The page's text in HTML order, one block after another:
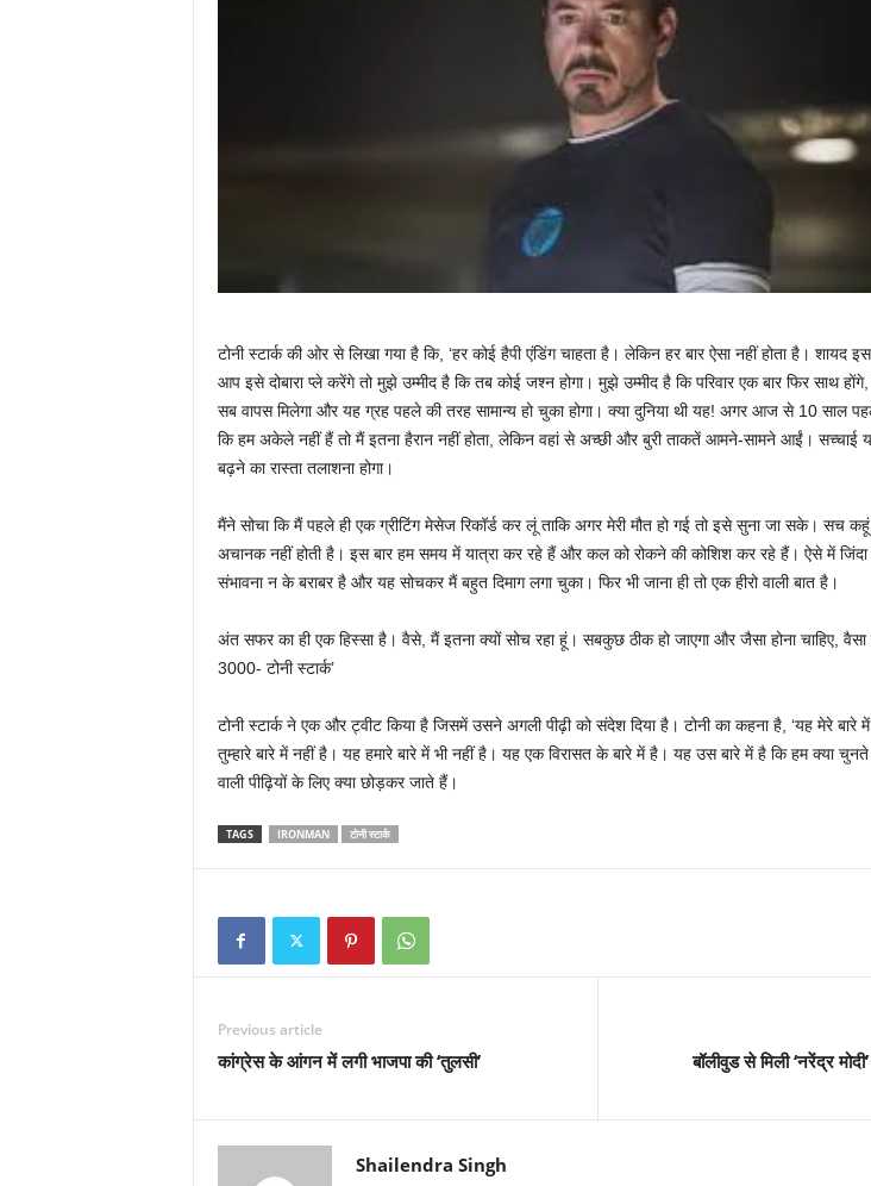
टोनी स्टार्क की ओर से लिखा गया है कि, ‘हर कोई हैपी एंडिंग चाहता है। लेकिन हर बार ऐसा नहीं होता है। शायद
आप इसे दोबारा प्ले करेंगे तो मुझे उम्मीद है कि तब कोई जश्न होगा। मुझे उम्मीद है कि परिवार एक बार फिर साथ
सब वापस मिलेगा और यह ग्रह पहले की तरह सामान्य हो चुका होगा। क्या दुनिया थी यह! अगर आज से 10 साल
कि हम अकेले नहीं हैं तो मैं इतना हैरान नहीं होता, लेकिन वहां से अच्छी और बुरी ताकतें आमने-सामने आईं। सच्चाई
बढ़ने का रास्ता तलाशना होगा।
मैंने सोचा कि मैं पहले ही एक ग्रीटिंग मेसेज रिकॉर्ड कर लूं ताकि अगर मेरी मौत हो गई तो इसे सुना जा सके। सच कहूं
अचानक नहीं होती है। इस बार हम समय में यात्रा कर रहे हैं और कल को रोकने की कोशिश कर रहे हैं। ऐसे में जिंदा
संभावना न के बराबर है और यह सोचकर मैं बहुत दिमाग लगा चुका। फिर भी जाना ही तो एक हीरो वाली बात है।
अंत सफर का ही एक हिस्सा है। वैसे, मैं इतना क्यों सोच रहा हूं। सबकुछ ठीक हो जाएगा और जैसा होना चाहिए, वैसा
3000- टोनी स्टार्क’
टोनी स्टार्क ने एक और ट्वीट किया है जिसमें उसने अगली पीढ़ी को संदेश दिया है। टोनी का कहना है, ‘यह मेरे बारे
तुम्हारे बारे में नहीं है। यह हमारे बारे में भी नहीं है। यह एक विरासत के बारे में है। यह उस बारे में है कि हम क्या
वाली पीढ़ियों के लिए क्या छोड़कर जाते हैं।
TAGS IRONMAN टोनी स्टार्क
Previous article
कांग्रेस के आंगन में लगी भाजपा की ‘तुलसी’ बॉलीवुड से मिली ‘नरेंद्र
Shailendra Singh